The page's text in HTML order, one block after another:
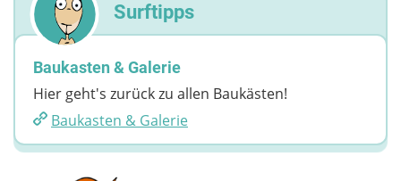
Surftipps
Baukasten & Galerie
Hier geht's zurück zu allen Baukästen!
Baukasten & Galerie